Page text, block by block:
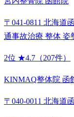
〒041-0811 北海道
通事故治療 整体 姿
2位 ★4.7（207件）
KINMAQ整体院 函
〒040-0011 北海道